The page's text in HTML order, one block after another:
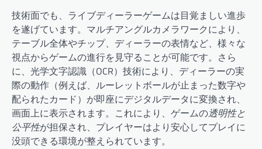
技術面でも、ライブディーラーゲームは目覚ましい進歩
を遂げています。マルチアングルカメラワークにより、
テーブル全体やチップ、ディーラーの表情など、様々な
視点からゲームの進行を見守ることが可能です。さら
に、光学文字認識（OCR）技術により、ディーラーの実
際の動作（例えば、ルーレットボールが止まった数字や
配られたカード）が即座にデジタルデータに変換され、
画面上に表示されます。これにより、ゲームの透明性と
公平性が担保され、プレイヤーはより安心してプレイに
没頭できる環境が整えられています。